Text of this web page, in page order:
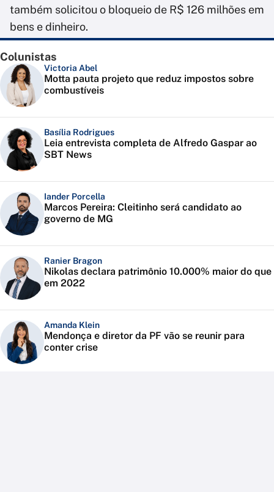
também solicitou o bloqueio de R$ 126 milhões em
bens e dinheiro.
Colunistas
Victoria Abel
Motta pauta projeto que reduz impostos sobre
combustíveis
Basília Rodrigues
Leia entrevista completa de Alfredo Gaspar ao
SBT News
Iander Porcella
Marcos Pereira: Cleitinho será candidato ao
governo de MG
Ranier Bragon
Nikolas declara patrimônio 10.000% maior do que
em 2022
Amanda Klein
Mendonça e diretor da PF vão se reunir para
conter crise